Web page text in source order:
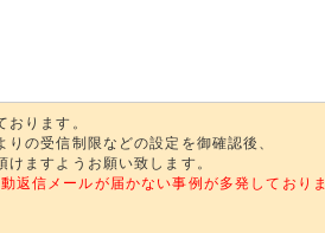
ります。
の受信制限などの設定を御確認後、
ますようお願い致します。
信メールが届かない事例が多発しておりま